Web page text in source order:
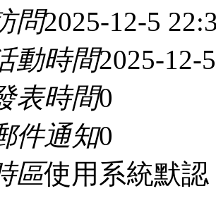
問2025-12-5
動時間2025-12-
表時間0
件通知0
區使用系統默認